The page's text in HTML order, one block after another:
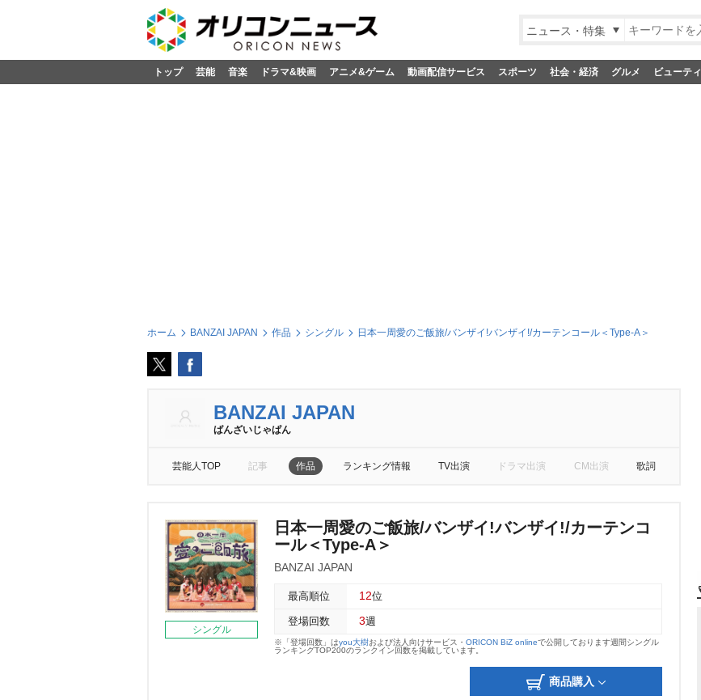
ニュース・特集
トップ 芸能 音楽 ドラマ&映画 アニメ&ゲーム 動画配信サービス スポーツ 社会・経済 グルメ ビューティ
ホーム BANZAI JAPAN 作品 シングル 日本一周愛のご飯旅/バンザイ!バンザイ!/カーテンコール＜Type-A＞
BANZAI JAPAN
ばんざいじゃぱん
芸能人TOP 記事 作品 ランキング情報 TV出演 ドラマ出演 CM出演 歌詞
シングル
日本一周愛のご飯旅/バンザイ!バンザイ!/カーテンコ
ール＜Type-A＞
BANZAI JAPAN
最高順位 12位
登場回数 3週
※「登場回数」はyou大樹および法人向けサービス・ ORICON BiZ onlineで公開しております週間シングル
ランキングTOP200のランクイン回数を掲載しています。
商品購入